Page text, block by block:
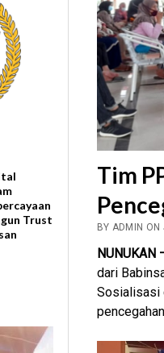
Trust
Tim
BY ADMIN ON
NUNUKAN
dari
Sosialisasi